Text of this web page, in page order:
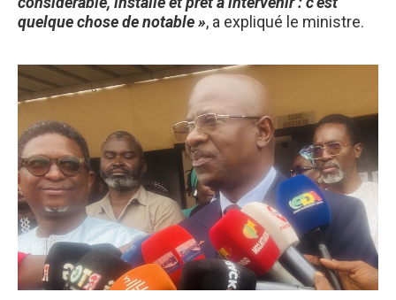
quelque chose de notable », a expliqué le ministre.